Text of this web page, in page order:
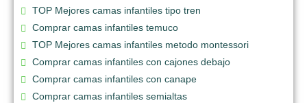
TOP Mejores camas infantiles tipo tren
Comprar camas infantiles temuco
TOP Mejores camas infantiles metodo montessori
Comprar camas infantiles con cajones debajo
Comprar camas infantiles con canape
Comprar camas infantiles semialtas